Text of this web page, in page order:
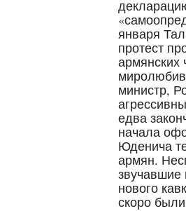
января
протест
армянских
министр,
едва
начала
Юденича
армян.
звучавшие
нового
скоро